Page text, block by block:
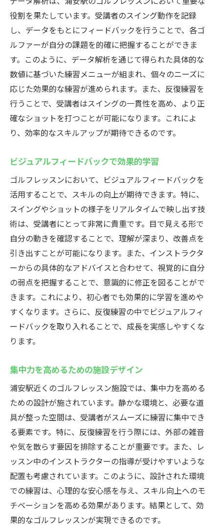
役割を果たしています。受講者のスイング動作を記録
し、データをもとにフィードバックを行うことで、各ゴ
ルファーが自分の課題を的確に把握することができま
す。このように、データ解析を通じて得られた具体的な
数値に基づいた練習メニューが組まれ、個々のニーズに
応じた効果的な練習が進められます。また、反復練習を
行うことで、受講者はスイングの一貫性を高め、より正
確なショットを打つことが可能になります。これによ
り、効率的なスキルアップが期待できるのです。
ビジュアルフィードバックで効果的学習
ゴルフレッスンにおいて、ビジュアルフィードバックを
活用することで、スキルの向上が期待できます。特に、
スイングやショットの様子をリアルタイムで映し出す技
術は、受講者にとって非常に貴重です。目で見える形で
自分の動きを確認することで、理解が深まり、改善点を
引き出すことが可能になります。また、インストラクタ
ーからの具体的なアドバイスと合わせて、視覚的に自分
の弱点を把握することで、意識的に修正を図ることがで
きます。これにより、初心者でも効果的に学習を進めや
すくなります。さらに、反復練習の中でビジュアルフィ
ードバックを取り入れることで、成長を実感しやすくな
ります。
集中力を高めるための施設デザイン
浦安駅近くのゴルフレッスン施設では、集中力を高める
ための設計が施されています。静かな環境と、必要な道
具が整った空間は、受講者がスムーズに練習に集中でき
る要素です。特に、反復練習を行う際には、外部の雑音
や気を散らす要因を排除することが重要です。また、レ
ッスン中のインストラクターの指導が受けやすいような
配置も考慮されています。このように、設計された環境
での練習は、心理的な安心感を与え、スキル向上へのモ
チベーションを高める効果があります。結果として、効
果的なゴルフレッスンが実現できるのです。